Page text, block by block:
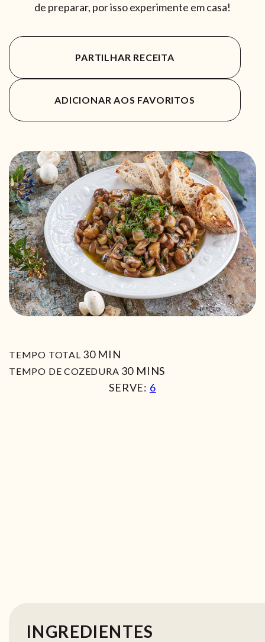
de preparar, por isso experimente em casa!
PARTILHAR RECEITA
ADICIONAR AOS FAVORITOS
TEMPO TOTAL 30MIN
MIN
TEMPO DE COZEDURA 30MIN
MINS
SERVE: 6
INGREDIENTES